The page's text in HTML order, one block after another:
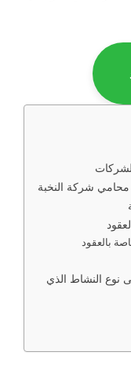
محامي شركة النخبة
بالعقود
نوع النشاط الذي